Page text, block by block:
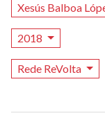
Xesús Balboa
2018
Rede ReVolta